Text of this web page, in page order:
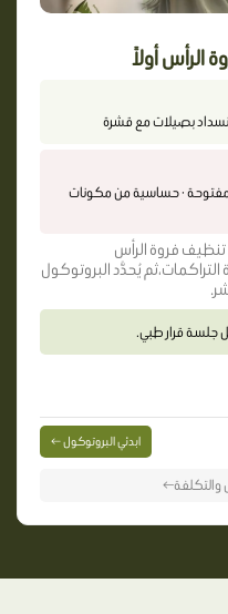
الرأس أولاً
بصيلات مع قشرة
· حساسية من مكونات
فروة الرأس
يُحدَّد البروتوكول
جلسة قرار طبي.
ابدئي البروتوكول ←
والتكلفة←